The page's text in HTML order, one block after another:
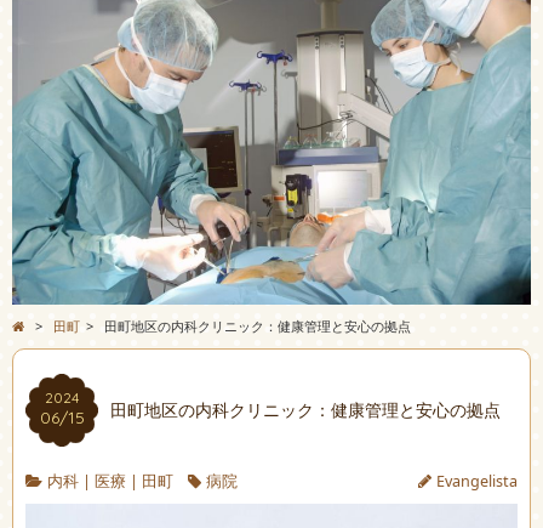
> 田町 > 田町地区の内科クリニック：健康管理と安心の拠点
2024
06/15 田町地区の内科クリニック：健康管理と安心の拠点
内科| 医療 | 田町 病院 Evangelista